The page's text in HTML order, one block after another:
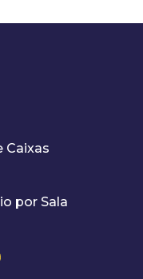
Caixas
por Sala